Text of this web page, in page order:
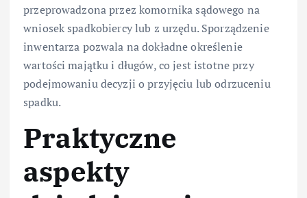
przeprowadzona przez komornika sądowego na
wniosek spadkobiercy lub z urzędu. Sporządzenie
inwentarza pozwala na dokładne określenie
wartości majątku i długów, co jest istotne przy
podejmowaniu decyzji o przyjęciu lub odrzuceniu
spadku.
Praktyczne
aspekty